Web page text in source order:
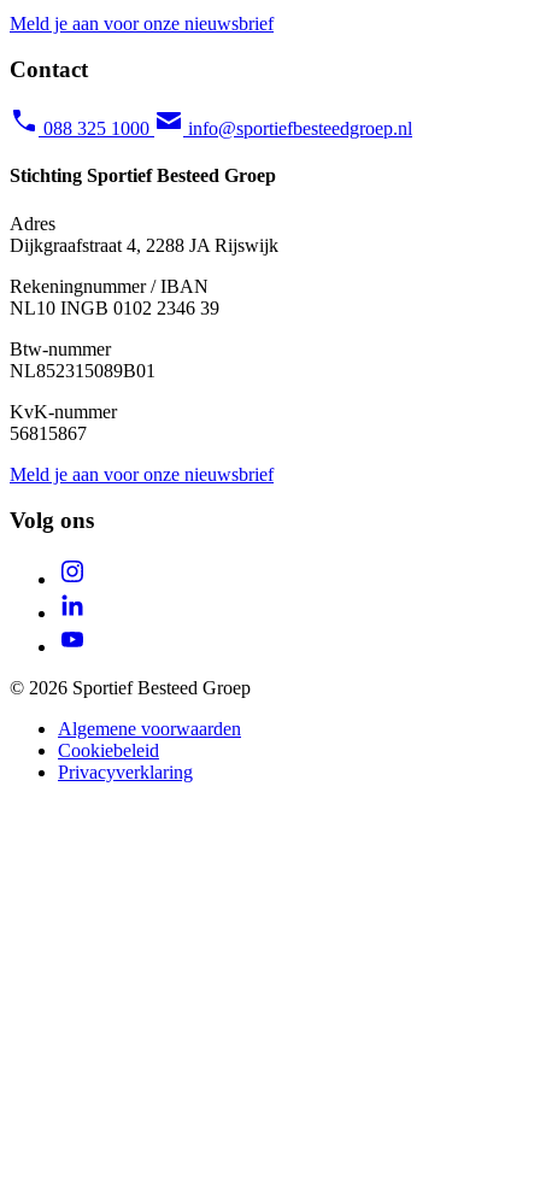
Meld je aan voor onze nieuwsbrief
Contact
088 325 1000 info@sportiefbesteedgroep.nl
Stichting Sportief Besteed Groep
Adres
Dijkgraafstraat 4, 2288 JA Rijswijk
Rekeningnummer / IBAN
NL10 INGB 0102 2346 39
Btw-nummer
NL852315089B01
KvK-nummer
56815867
Meld je aan voor onze nieuwsbrief
Volg ons
© 2026 Sportief Besteed Groep
Algemene voorwaarden
Cookiebeleid
Privacyverklaring